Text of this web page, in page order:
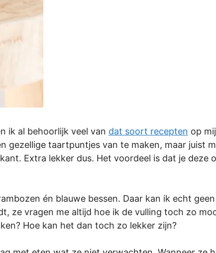
ik al behoorlijk veel van dat soort recepten op
gezellige taartpuntjes van te maken, maar juist
Extra lekker dus. Het voordeel is dat je deze
én blauwe bessen. Daar kan ik echt
ze vragen me altijd hoe ik de vulling toch zo
Hoe kan het dan toch zo lekker zijn?